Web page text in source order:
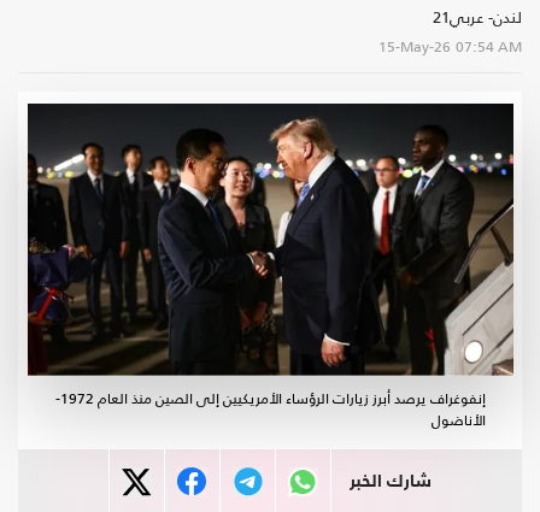
لندن- عربي21
15-May-26 07:54 AM
إنفوغراف يرصد أبرز زيارات الرؤساء الأمريكيين إلى الصين منذ العام 1972-
الأناضول
شارك الخبر